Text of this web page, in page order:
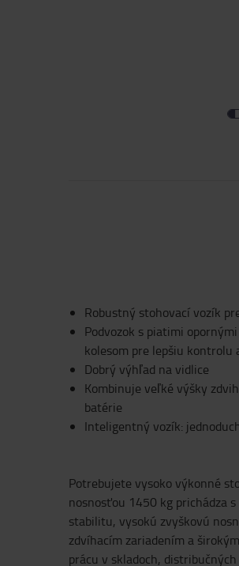
Robustný stohovací vozík
Podvozok s piatimi
kolesom pre lepšiu kontrolu
Dobrý výhľad na vidlice
Kombinuje veľké výšky
batérie
Inteligentný vozík:
Potrebujete vysoko výkonné
nosnosťou 1450 kg prichádza
stabilitu, vysokú zvyškovú
zdvíhacím zariadením a
prácu v skladoch,